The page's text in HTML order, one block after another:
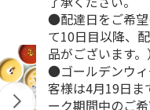
●配達日をご希望
て10日目以降、
品がございます。）
●ゴールデンウィ
客様は4月19日ま
ーク期間中のご